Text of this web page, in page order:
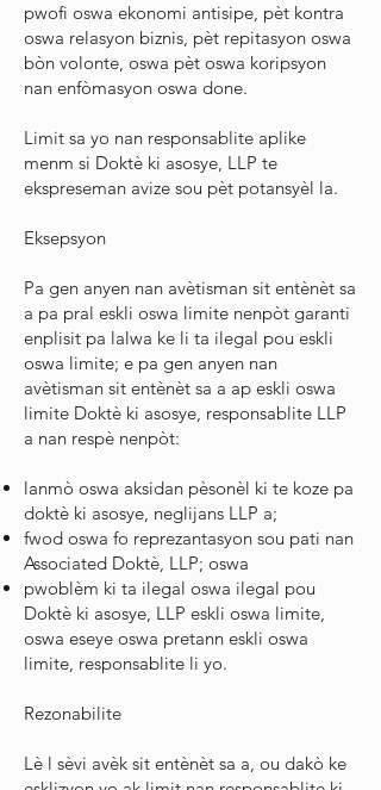
pwofi oswa ekonomi antisipe, pèt kontra
oswa relasyon biznis, pèt repitasyon oswa
bòn volonte, oswa pèt oswa koripsyon
nan enfòmasyon oswa done.
Limit sa yo nan responsablite aplike
menm si Doktè ki asosye, LLP te
ekspreseman avize sou pèt potansyèl la.
Eksepsyon
Pa gen anyen nan avètisman sit entènèt sa
a pa pral eskli oswa limite nenpòt garanti
enplisit pa lalwa ke li ta ilegal pou eskli
oswa limite; e pa gen anyen nan
avètisman sit entènèt sa a ap eskli oswa
limite Doktè ki asosye, responsablite LLP
a nan respè nenpòt:
lanmò oswa aksidan pèsonèl ki te koze pa
doktè ki asosye, neglijans LLP a;
fwod oswa fo reprezantasyon sou pati nan
Associated Doktè, LLP; oswa
pwoblèm ki ta ilegal oswa ilegal pou
Doktè ki asosye, LLP eskli oswa limite,
oswa eseye oswa pretann eskli oswa
limite, responsablite li yo.
Rezonabilite
Lè l sèvi avèk sit entènèt sa a, ou dakò ke